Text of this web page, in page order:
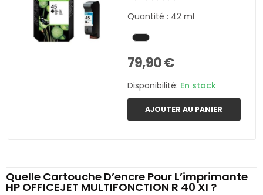
Quantité : 42 ml
79,90 €
Disponibilité: En stock
AJOUTER AU PANIER
Quelle Cartouche D’encre Pour L’imprimante
HP OFFICEJET MULTIFONCTION R 40 XI ?